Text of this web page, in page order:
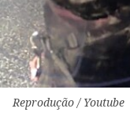
Reprodução / Youtube